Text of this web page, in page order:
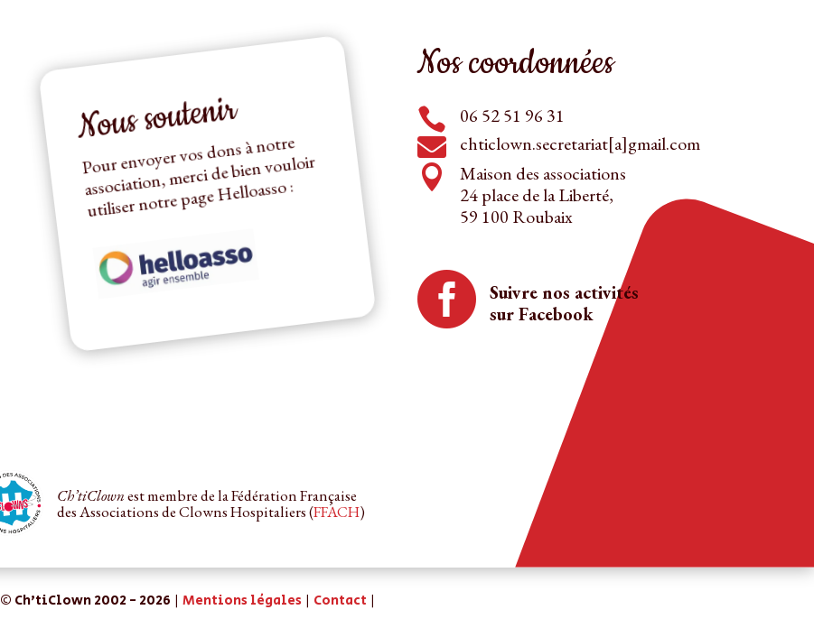
Nous soutenir
Pour envoyer vos dons à notre
association, merci de bien vouloir
utiliser notre page
Helloasso :
Nos coordonnées
 06 52 51 96 31
 chticlown.secretariat[a]gmail.com

Maison des associations
24 place de la Liberté,
59 100 Roubaix
 Suivre nos activités
sur Facebook
Ch’tiClownest membre de la Fédération Française
des Associations de Clowns Hospitaliers (FFACH)
© Ch'tiClown 2002 - 2026 | Mentions légales | Contact |